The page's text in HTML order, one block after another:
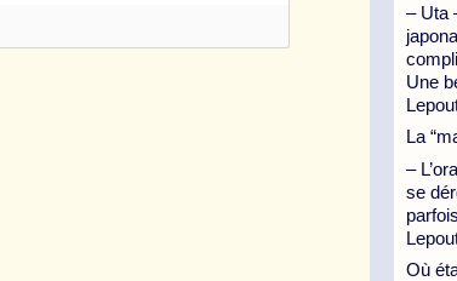
– Uta
Une
La
–
se
Où